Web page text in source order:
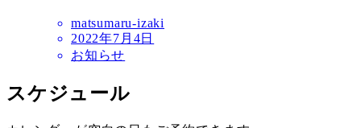
matsumaru-izaki
2022年7月4日
お知らせ
スケジュール